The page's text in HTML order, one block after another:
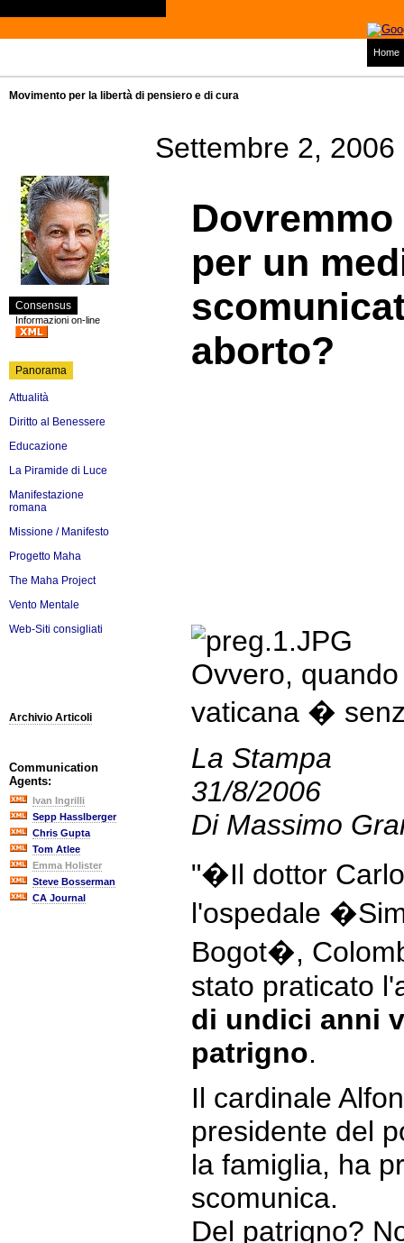
Home
Movimento per la libertà di pensiero e di cura
Consensus
Informazioni on-line
Panorama
Attualità
Diritto al Benessere
Educazione
La Piramide di Luce
Manifestazione
romana
Missione / Manifesto
Progetto Maha
The Maha Project
Vento Mentale
Web-Siti consigliati
Archivio Articoli
Communication
Agents:
Ivan Ingrilli
Sepp Hasslberger
Chris Gupta
Tom Atlee
Emma Holister
Steve Bosserman
CA Journal
Settembre 2, 2006
per un
aborto?
Ovvero,
vaticana �
La Stampa
31/8/2006
Di Massimo
"�Il dottor
l'ospedale
Bogot�,
stato praticato
di undici anni
patrigno.
Il cardinale
presidente del
la famiglia, ha
scomunica.
Del patrigno?